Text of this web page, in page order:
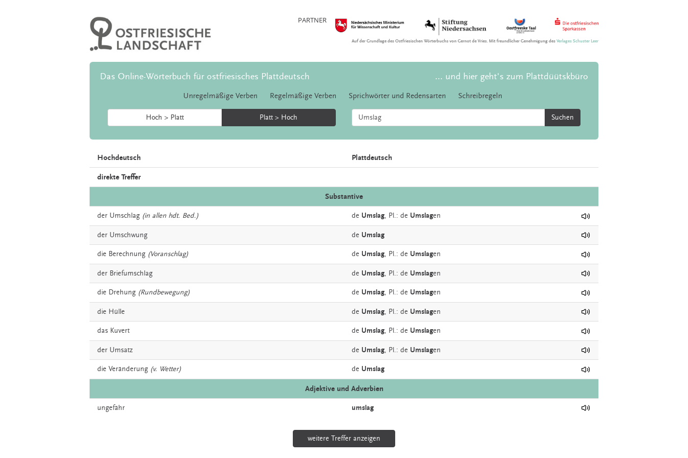
PARTNER
Auf der Grundlage des Ostfriesischen Wörterbuchs von Gernot de Vries. Mit freundlicher Genehmigung desVerlages Schuster Leer
Das Online-Wörterbuch für ostfriesisches Plattdeutsch ... und hier geht's zum Plattdüütskbüro
Unregelmäßige Verben Regelmäßige Verben Sprichwörter und Redensarten Schreibregeln
Hoch > Platt Platt > Hoch Suchen
Hochdeutsch Plattdeutsch
direkte Treffer
Substantive
der Umschlag (in allen hdt. Bed.) de Umslag, Pl.: de Umslagen
der Umschwung de Umslag
die Berechnung (Voranschlag) de Umslag, Pl.: de Umslagen
der Briefumschlag de Umslag, Pl.: de Umslagen
die Drehung (Rundbewegung) de Umslag, Pl.: de Umslagen
die Hülle de Umslag, Pl.: de Umslagen
das Kuvert de Umslag, Pl.: de Umslagen
der Umsatz de Umslag, Pl.: de Umslagen
die Veränderung (v. Wetter) de Umslag
Adjektive und Adverbien
ungefähr umslag
weitere Treffer anzeigen